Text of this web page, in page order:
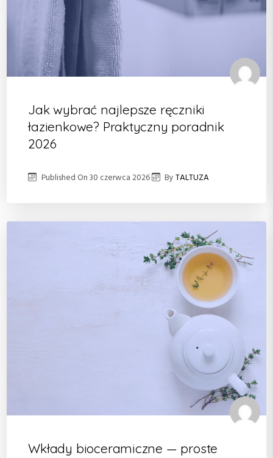
Jak wybrać najlepsze ręczniki
łazienkowe? Praktyczny poradnik
2026
Published On30 czerwca 2026 ByTALTUZA
Wkłady bioceramiczne — proste